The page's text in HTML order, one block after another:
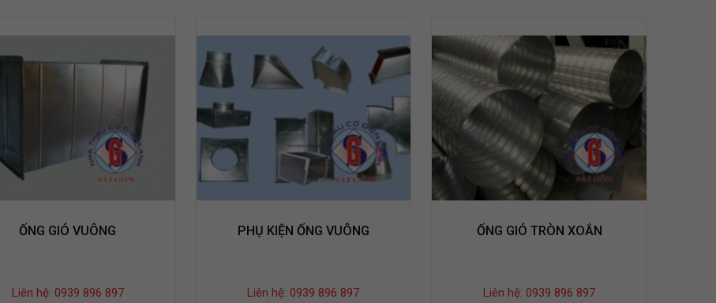
ỐNG GIÓ VUÔNG
Liên hệ: 0939 896 897
PHỤ KIỆN ỐNG VUÔNG
Liên hệ: 0939 896 897
ỐNG GIÓ TRÒN XOẮN
Liên hệ: 0939 896 897